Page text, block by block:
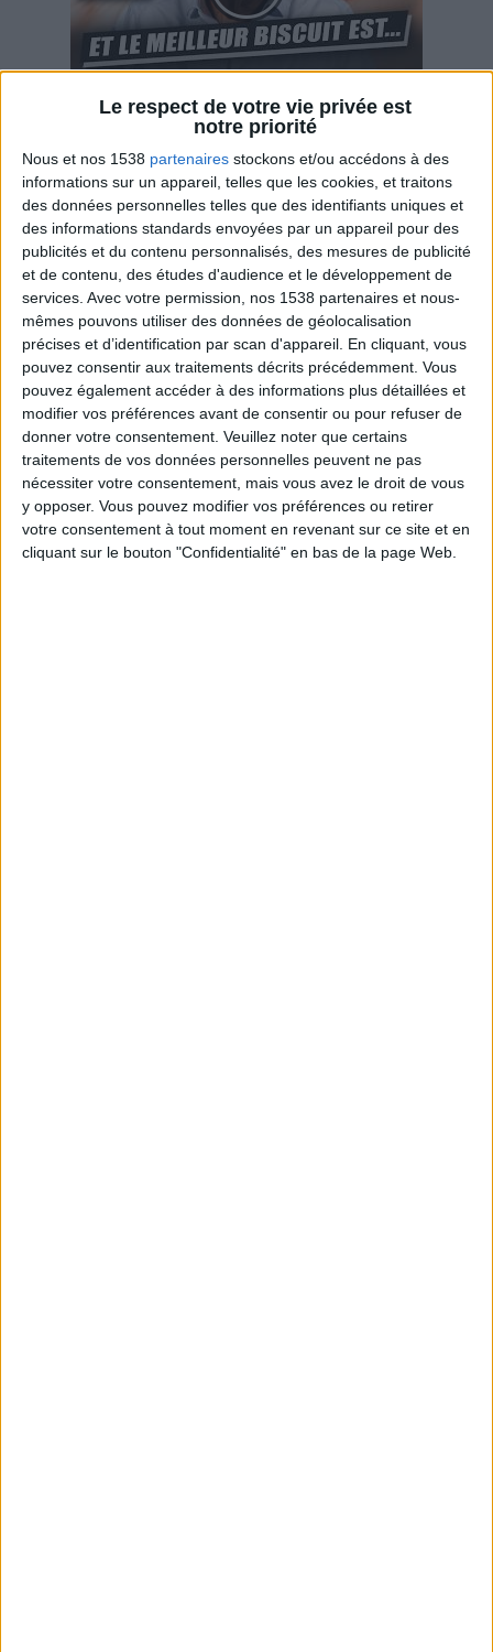
Le respect de votre vie privée est
notre priorité
Nous et nos 1538 partenaires stockons et/ou accédons à des
informations sur un appareil, telles que les cookies, et traitons
des données personnelles telles que des identifiants uniques et
des informations standards envoyées par un appareil pour des
publicités et du contenu personnalisés, des mesures de publicité
et de contenu, des études d'audience et le développement de
services. Avec votre permission, nos 1538 partenaires et nous-
mêmes pouvons utiliser des données de géolocalisation
précises et d’identification par scan d'appareil. En cliquant, vous
pouvez consentir aux traitements décrits précédemment. Vous
pouvez également accéder à des informations plus détaillées et
modifier vos préférences avant de consentir ou pour refuser de
donner votre consentement. Veuillez noter que certains
traitements de vos données personnelles peuvent ne pas
nécessiter votre consentement, mais vous avez le droit de vous
y opposer. Vous pouvez modifier vos préférences ou retirer
votre consentement à tout moment en revenant sur ce site et en
cliquant sur le bouton "Confidentialité" en bas de la page Web.
Savane, LU, Pepito, Harrys... Que valent vraiment
ces gâteaux ?
Webinaires en direct Voir tout
Peut-on remplacer la viande par des féculents ?
Consultation diététique du 05/08/2026